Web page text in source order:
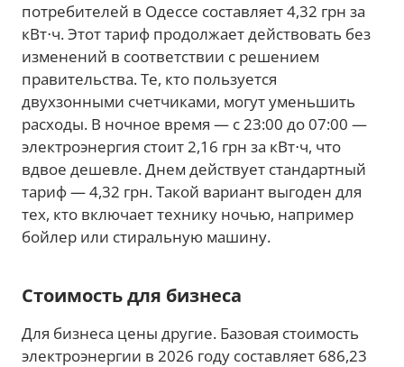
потребителей в Одессе составляет 4,32 грн за
кВт⋅ч. Этот тариф продолжает действовать без
изменений в соответствии с решением
правительства. Те, кто пользуется
двухзонными счетчиками, могут уменьшить
расходы. В ночное время — с 23:00 до 07:00 —
электроэнергия стоит 2,16 грн за кВт⋅ч, что
вдвое дешевле. Днем действует стандартный
тариф — 4,32 грн. Такой вариант выгоден для
тех, кто включает технику ночью, например
бойлер или стиральную машину.
Стоимость для бизнеса
Для бизнеса цены другие. Базовая стоимость
электроэнергии в 2026 году составляет 686,23